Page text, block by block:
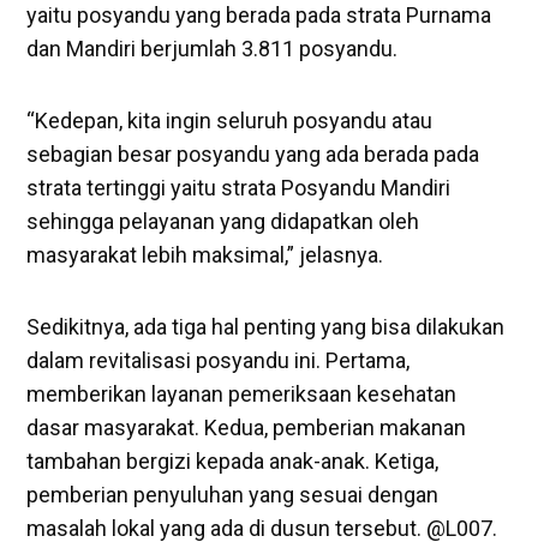
yaitu posyandu yang berada pada strata Purnama
dan Mandiri berjumlah 3.811 posyandu.
“Kedepan, kita ingin seluruh posyandu atau
sebagian besar posyandu yang ada berada pada
strata tertinggi yaitu strata Posyandu Mandiri
sehingga pelayanan yang didapatkan oleh
masyarakat lebih maksimal,” jelasnya.
Sedikitnya, ada tiga hal penting yang bisa dilakukan
dalam revitalisasi posyandu ini. Pertama,
memberikan layanan pemeriksaan kesehatan
dasar masyarakat. Kedua, pemberian makanan
tambahan bergizi kepada anak-anak. Ketiga,
pemberian penyuluhan yang sesuai dengan
masalah lokal yang ada di dusun tersebut. @L007.